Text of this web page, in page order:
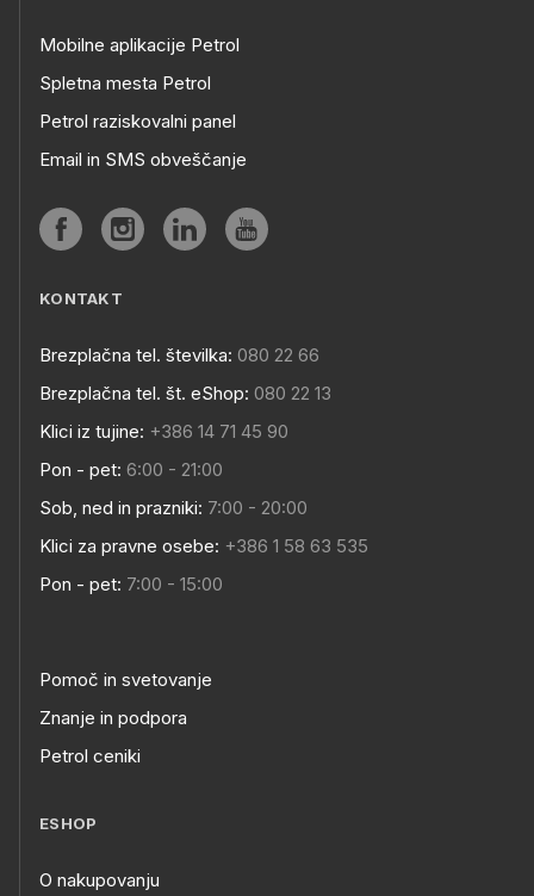
Mobilne aplikacije Petrol
Spletna mesta Petrol
Petrol raziskovalni panel
Email in SMS obveščanje
KONTAKT
Brezplačna tel. številka: 080 22 66
Brezplačna tel. št. eShop: 080 22 13
Klici iz tujine: +386 14 71 45 90
Pon - pet: 6:00 - 21:00
Sob, ned in prazniki: 7:00 - 20:00
Klici za pravne osebe: +386 1 58 63 535
Pon - pet: 7:00 - 15:00
Pomoč in svetovanje
Znanje in podpora
Petrol ceniki
ESHOP
O nakupovanju